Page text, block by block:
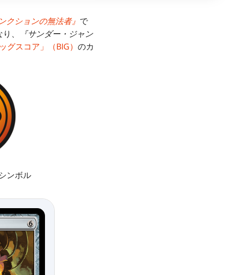
クションの無法者』 で
、
『サンダー・ジャン
グスコア」（BIG） のカ
ンボル